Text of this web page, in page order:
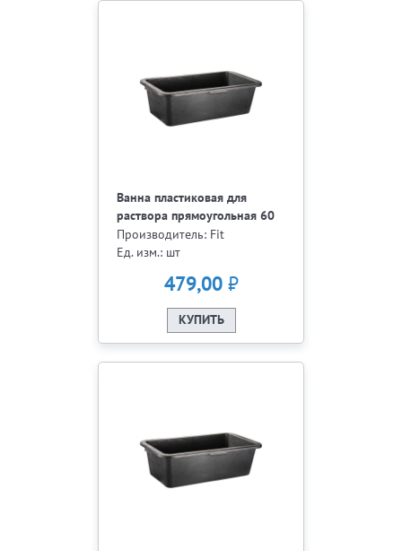
Ванна пластиковая для
раствора прямоугольная 60
л. 04096
Производитель: Fit
Ед. изм.: шт
479,00₽
КУПИТЬ